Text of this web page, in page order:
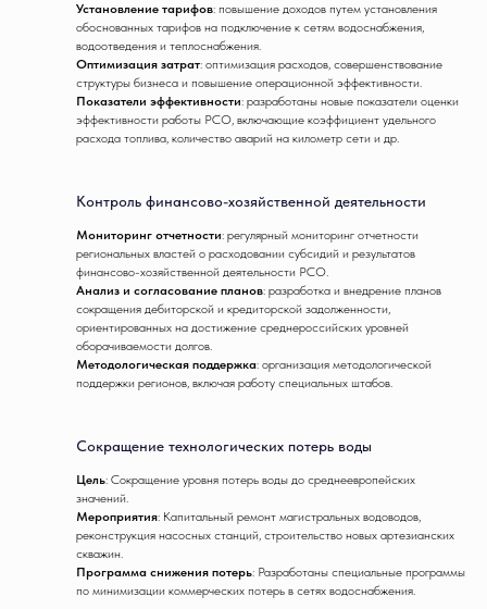
Установление тарифов: повышение доходов путем установления
обоснованных тарифов на подключение к сетям водоснабжения,
водоотведения и теплоснабжения.
Оптимизация затрат: оптимизация расходов, совершенствование
структуры бизнеса и повышение операционной эффективности.
Показатели эффективности: разработаны новые показатели оценки
эффективности работы РСО, включающие коэффициент удельного
расхода топлива, количество аварий на километр сети и др.
Контроль финансово-хозяйственной деятельности
Мониторинг отчетности: регулярный мониторинг отчетности
региональных властей о расходовании субсидий и результатов
финансово-хозяйственной деятельности РСО.
Анализ и согласование планов: разработка и внедрение планов
сокращения дебиторской и кредиторской задолженности,
ориентированных на достижение среднероссийских уровней
оборачиваемости долгов.
Методологическая поддержка: организация методологической
поддержки регионов, включая работу специальных штабов.
Сокращение технологических потерь воды
Цель: Сокращение уровня потерь воды до среднеевропейских
значений.
Мероприятия: Капитальный ремонт магистральных водоводов,
реконструкция насосных станций, строительство новых артезианских
скважин.
Программа снижения потерь: Разработаны специальные программы
по минимизации коммерческих потерь в сетях водоснабжения.